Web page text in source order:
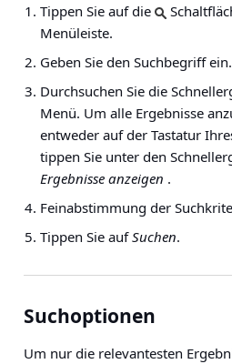
Tippen Sie auf die
Menüleiste.
Geben Sie den Suchbegriff ein.
Durchsuchen Sie die
Menü. Um alle Ergebnisse
entweder auf der Tastatur
tippen Sie unter den
Ergebnisse anzeigen .
Feinabstimmung der
Tippen Sie aufSuchen.
Suchoptionen
Um nur die relevantesten